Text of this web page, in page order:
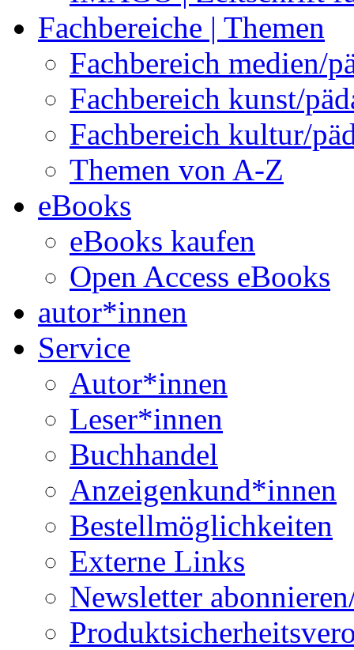
Fachbereiche | Themen
Fachbereich medien/
Fachbereich kunst/
Fachbereich kultur/
Themen von A-Z
eBooks
eBooks kaufen
Open Access eBooks
autor*innen
Service
Autor*innen
Leser*innen
Buchhandel
Anzeigenkund*innen
Bestellmöglichkeiten
Externe Links
Newsletter